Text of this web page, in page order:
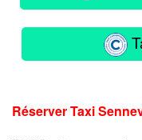
Réserver Taxi